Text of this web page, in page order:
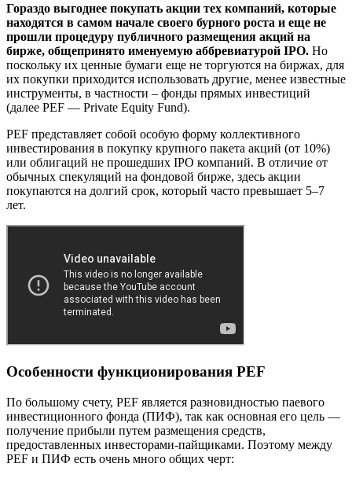
Гораздо выгоднее покупать акции тех компаний, которые
находятся в самом начале своего бурного роста и еще не
прошли процедуру публичного размещения акций на
бирже, общепринято именуемую аббревиатурой IPO. Но
поскольку их ценные бумаги еще не торгуются на биржах, для
их покупки приходится использовать другие, менее известные
инструменты, в частности – фонды прямых инвестиций
(далее PEF — Private Equity Fund).
PEF представляет собой особую форму коллективного
инвестирования в покупку крупного пакета акций (от 10%)
или облигаций не прошедших IPO компаний. В отличие от
обычных спекуляций на фондовой бирже, здесь акции
покупаются на долгий срок, который часто превышает 5–7
лет.
Особенности функционирования PEF
По большому счету, PEF является разновидностью паевого
инвестиционного фонда (ПИФ), так как основная его цель —
получение прибыли путем размещения средств,
предоставленных инвесторами-пайщиками. Поэтому между
PEF и ПИФ есть очень много общих черт: